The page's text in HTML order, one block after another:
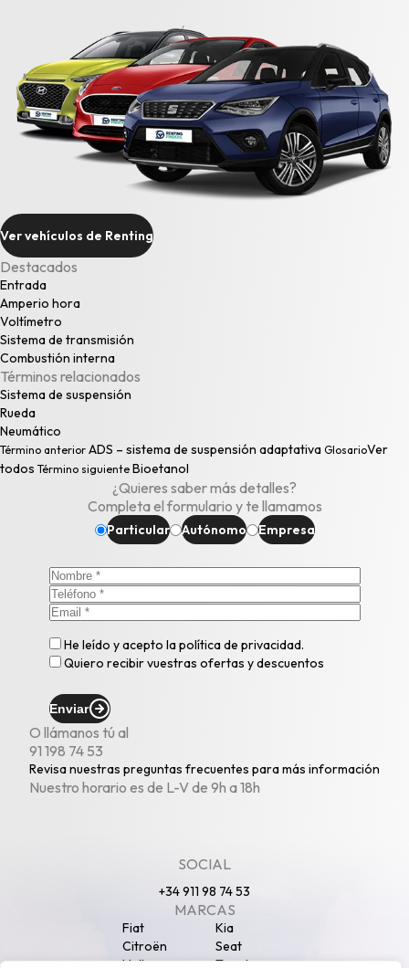
Ver vehículos de Renting
Destacados
Entrada
Amperio hora
Voltímetro
Sistema de transmisión
Combustión interna
Términos relacionados
Sistema de suspensión
Rueda
Neumático
Término anterior ADS – sistema de suspensión adaptativa GlosarioVer
todos Término siguiente Bioetanol
¿Quieres saber más detalles?
Completa el formulario y te llamamos
Particular Autónomo Empresa
He leído y acepto lapolítica de privacidad.
Quiero recibir vuestras ofertas y descuentos
Enviar
O llámanos tú al
91 198 74 53
Revisa nuestras preguntas frecuentes para más información
Nuestro horario es de L-V de 9h a 18h
SOCIAL
+34 911 98 74 53
MARCAS
Fiat
Kia
Citroën
Seat